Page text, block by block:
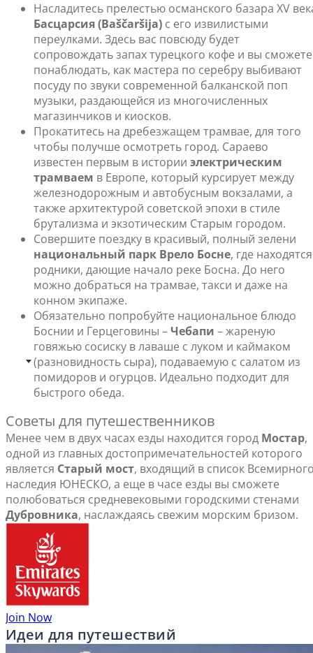
Насладитесь прелестью османского базара XV
Басцарсия (Baščaršija) с его извилистыми
переулками. Здесь вас повсюду будет
сопровождать запах турецкого кофе и вы сможете
понаблюдать, как мастера по серебру выбивают
посуду по звуки современной балканской поп
музыки, раздающейся из многочисленных
магазинчиков и киосков.
Прокатитесь на дребезжащем трамвае, для того
чтобы получше осмотреть город. Сараево
известен первым в истории электрическим
трамваем в Европе, который курсирует между
железнодорожным и автобусным вокзалами, а
также архитектурой советской эпохи в стиле
брутализма и экзотическим Старым городом.
Совершите поездку в красивый, полный зелени
национальный парк Врело Босне, где находятся
родники, дающие начало реке Босна. До него
можно добраться на трамвае, такси и даже на
конном экипаже.
Обязательно попробуйте национальное блюдо
Боснии и Герцеговины – Чебапи – жареную
говяжью сосиску в лаваше с луком и каймаком
(разновидность сыра), подаваемую с салатом из
помидоров и огурцов. Идеально подходит для
быстрого обеда.
Советы для путешественников
Менее чем в двух часах езды находится город Мостар,
одной из главных достопримечательностей которого
является Старый мост, входящий в список
наследия ЮНЕСКО, а еще в часе езды вы сможете
полюбоваться средневековыми городскими стенами
Дубровника, наслаждаясь свежим морским бризом.
Join Now
Идеи для путешествий